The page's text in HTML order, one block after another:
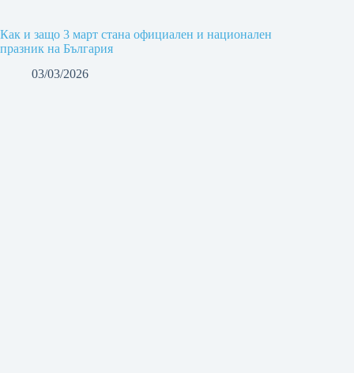
Как и защо 3 март стана официален и национален
празник на България
03/03/2026